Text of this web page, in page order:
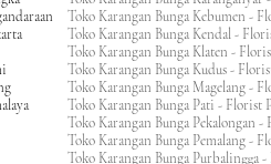
Toko Karangan Bunga Kebumen -
Toko Karangan Bunga Kendal -
Toko Karangan Bunga Klaten -
Toko Karangan Bunga Kudus -
Toko Karangan Bunga Magelang -
Toko Karangan Bunga Pati - Florist
Toko Karangan Bunga Pekalongan
Toko Karangan Bunga Pemalang -
Toko Karangan Bunga Purbalingga